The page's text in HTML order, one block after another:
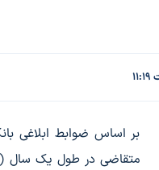
بر اساس ضوابط ابلاغی